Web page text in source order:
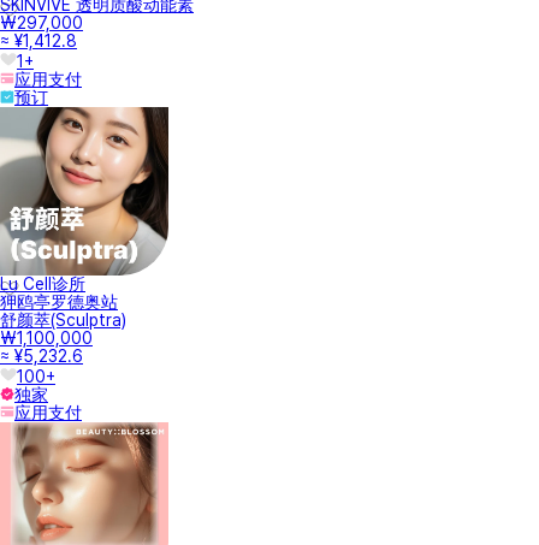
SKINVIVE 透明质酸动能素
₩297,000
≈ ¥1,412.8
1+
应用支付
预订
Lu Cell诊所
狎鸥亭罗德奥站
舒颜萃(Sculptra)
₩1,100,000
≈ ¥5,232.6
100+
独家
应用支付